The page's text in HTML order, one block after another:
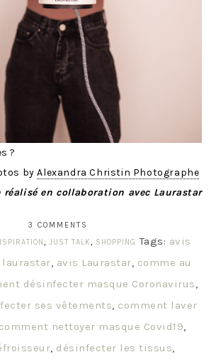
?
byAlexandra Christin Photographe
réalisé en collaboration avec Laurastar
3 COMMENTS
, JUST TALK, SHOPPING Tags: avis
, avis Laurastar, comme au
désinfecter masque Coronavirus,
ses vêtements, comment laver
comment nettoyer masque Covid19,
, désinfecter les tissus,